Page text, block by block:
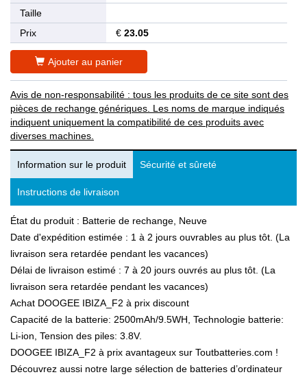
Taille
Prix
€ 23.05
Ajouter au panier
Avis de non-responsabilité : tous les produits de ce site sont des
pièces de rechange génériques. Les noms de marque indiqués
indiquent uniquement la compatibilité de ces produits avec
diverses machines.
Information sur le produit Sécurité et sûreté
Instructions de livraison
État du produit : Batterie de rechange, Neuve
Date d'expédition estimée : 1 à 2 jours ouvrables au plus tôt. (La
livraison sera retardée pendant les vacances)
Délai de livraison estimé : 7 à 20 jours ouvrés au plus tôt. (La
livraison sera retardée pendant les vacances)
Achat DOOGEE IBIZA_F2 à prix discount
Capacité de la batterie: 2500mAh/9.5WH, Technologie batterie:
Li-ion, Tension des piles: 3.8V.
DOOGEE IBIZA_F2 à prix avantageux sur Toutbatteries.com !
Découvrez aussi notre large sélection de batteries d’ordinateur